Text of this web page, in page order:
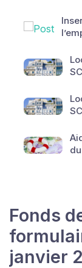
Fonds
janvier